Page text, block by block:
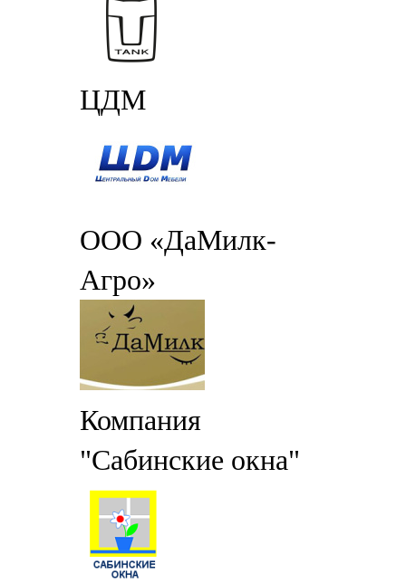
ЦДМ
ООО «ДаМилк-
Агро»
Компания
"Сабинские окна"